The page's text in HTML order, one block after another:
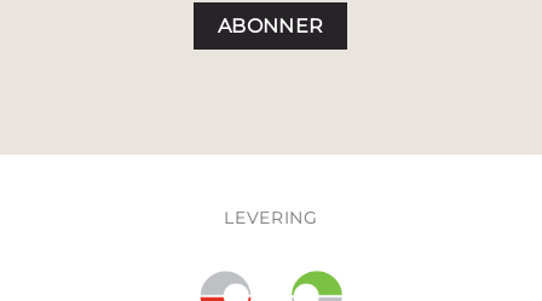
LEVERING